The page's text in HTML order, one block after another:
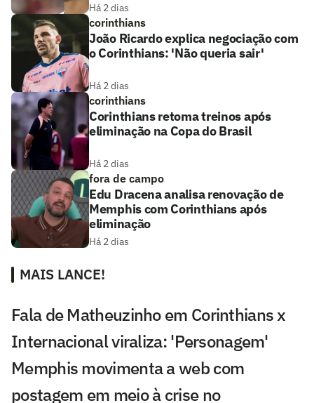
Há 2 dias
corinthians
João Ricardo explica negociação com
o Corinthians: 'Não queria sair'
Há 2 dias
corinthians
Corinthians retoma treinos após
eliminação na Copa do Brasil
Há 2 dias
fora de campo
Edu Dracena analisa renovação de
Memphis com Corinthians após
eliminação
Há 2 dias
MAIS LANCE!
Fala de Matheuzinho em Corinthians x
Internacional viraliza: 'Personagem'
Memphis movimenta a web com
postagem em meio à crise no